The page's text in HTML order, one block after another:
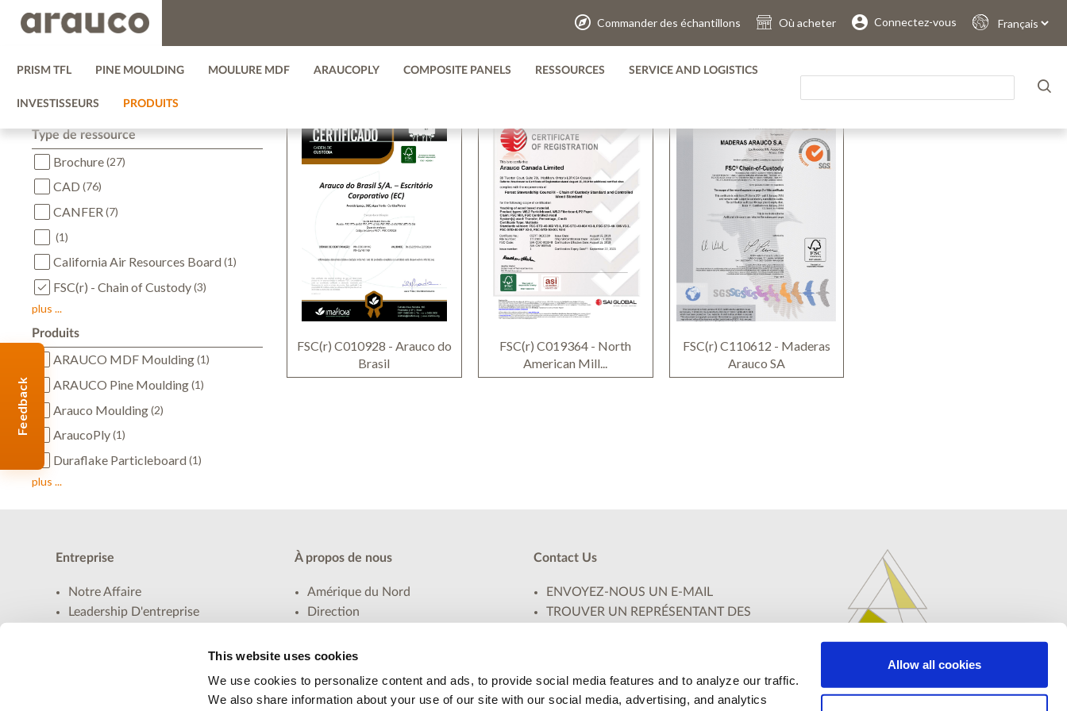
This website uses cookies
We use cookies to personalize content and ads, to provide social media features and to analyze our traffic.
We also share information about your use of our site with our social media, advertising, and analytics
Allow all cookies
Inhalt
Navigationsmenü
Commander des échantillons Où acheter Connectez-vous
Sprache
auswählen
PRISM TFL PINE MOULDING MOULURE MDF ARAUCOPLY COMPOSITE PANELS RESSOURCES SERVICE AND LOGISTICS
INVESTISSEURS PRODUITS
Recherche de ressources
Filtres appliquées
FSC(r) - Chain of Custody
Type de ressource
Brochure(27)
CAD (76)
CANFER(7)
(1)
California Air Resources Board(1)
FSC(r) - Chain of Custody(3)
plus ...
Produits
ARAUCO MDF Moulding(1)
ARAUCO Pine Moulding(1)
Arauco Moulding(2)
AraucoPly(1)
Duraflake Particleboard(1)
plus ...
TRIER PAR:
3 Ressources trouvées AFFICHAGE
FSC(r) C010928 - Arauco do
Brasil
FSC(r) C019364 - North
American Mill...
FSC(r) C110612 - Maderas
Arauco SA
Entreprise
Notre Affaire
Leadership D'entreprise
À propos de nous
Amérique du Nord
Direction
Nos Associations
Contact Us
ENVOYEZ-NOUS UN E-MAIL
TROUVER UN REPRÉSENTANT DES
. . . . .
Feedback